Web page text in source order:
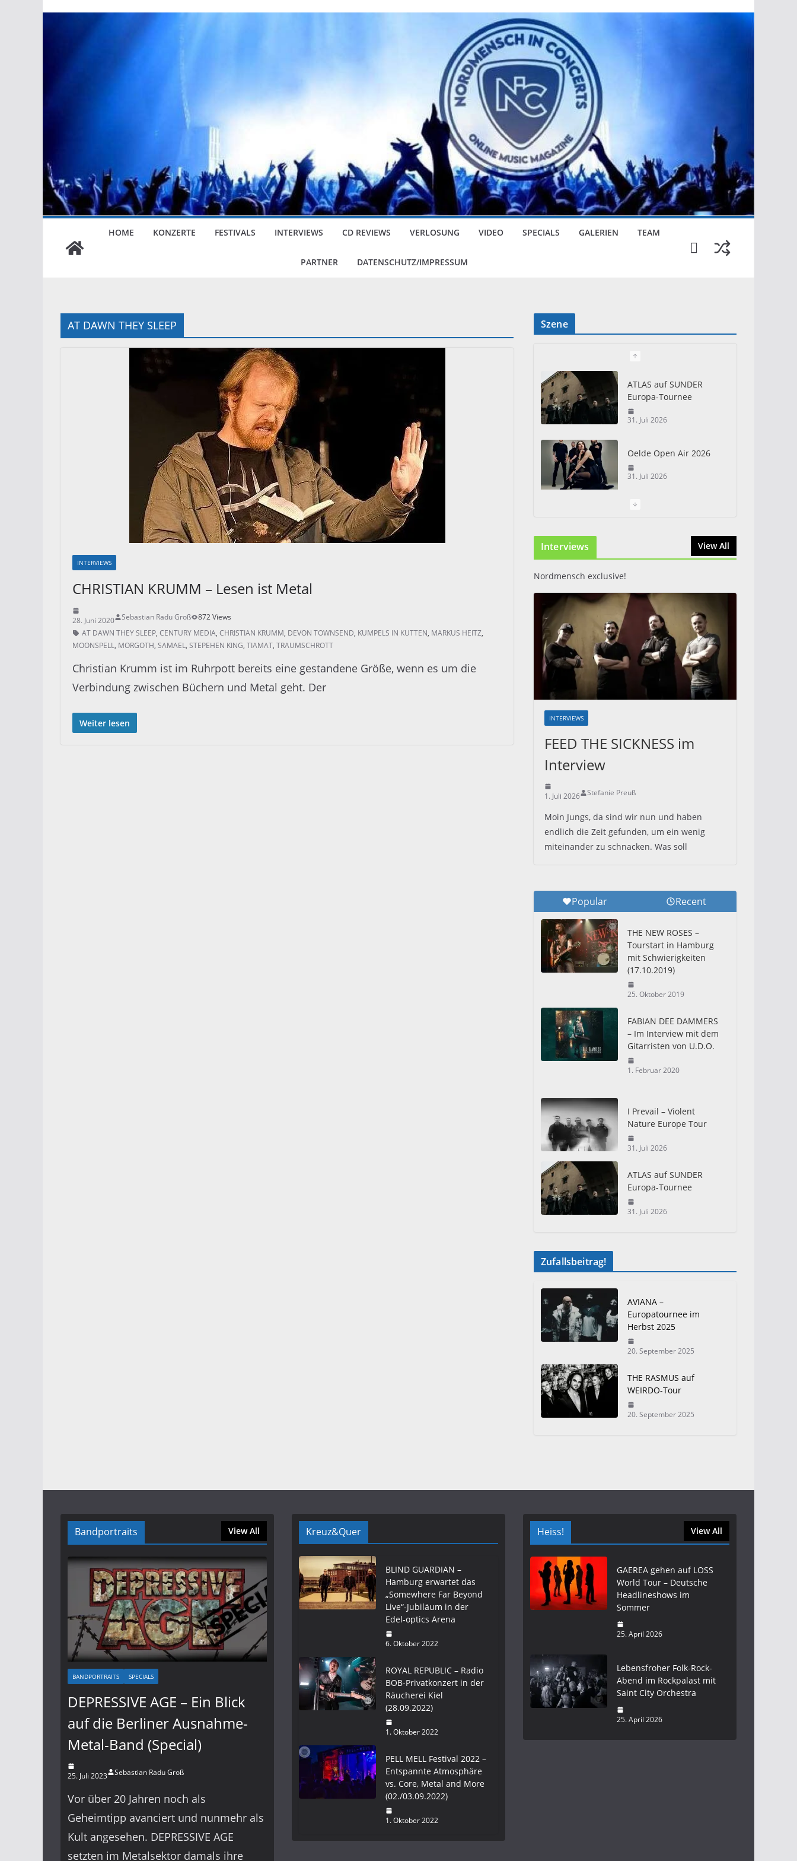
HOME KONZERTE FESTIVALS INTERVIEWS CD REVIEWS VERLOSUNG VIDEO SPECIALS GALERIEN TEAM
PARTNER DATENSCHUTZ/IMPRESSUM
AT DAWN THEY SLEEP
INTERVIEWS
CHRISTIAN KRUMM – Lesen ist Metal
28. Juni 2020 Sebastian Radu Groß
872 Views
AT DAWN THEY SLEEP, CENTURY MEDIA, CHRISTIAN KRUMM, DEVON TOWNSEND, KUMPELS IN KUTTEN, MARKUS HEITZ,
MOONSPELL, MORGOTH, SAMAEL, STEPEHEN KING, TIAMAT, TRAUMSCHROTT
Christian Krumm ist im Ruhrpott bereits eine gestandene Größe, wenn es um die
Verbindung zwischen Büchern und Metal geht. Der
Weiter lesen
Szene
ATLAS auf SUNDER
Europa-Tournee
31. Juli 2026
Oelde Open Air 2026
31. Juli 2026
I Prevail – Violent
Interviews View All
Nordmensch exclusive!
INTERVIEWS
FEED THE SICKNESS im
Interview
1. Juli 2026 Stefanie Preuß
Moin Jungs, da sind wir nun und haben
endlich die Zeit gefunden, um ein wenig
miteinander zu schnacken. Was soll
Popular Recent
THE NEW ROSES –
Tourstart in Hamburg
mit Schwierigkeiten
(17.10.2019)
25. Oktober 2019
FABIAN DEE DAMMERS
– Im Interview mit dem
Gitarristen von U.D.O.
1. Februar 2020
I Prevail – Violent
Nature Europe Tour
31. Juli 2026
ATLAS auf SUNDER
Europa-Tournee
31. Juli 2026
Zufallsbeitrag!
AVIANA –
Europatournee im
Herbst 2025
20. September 2025
THE RASMUS auf
WEIRDO-Tour
20. September 2025
Bandportraits View All
BANDPORTRAITS SPECIALS
DEPRESSIVE AGE – Ein Blick
auf die Berliner Ausnahme-
Metal-Band (Special)
25. Juli 2023 Sebastian Radu Groß
Vor über 20 Jahren noch als
Geheimtipp avanciert und nunmehr als
Kult angesehen. DEPRESSIVE AGE
setzten im Metalsektor damals ihre
Kreuz&Quer
BLIND GUARDIAN –
Hamburg erwartet das
„Somewhere Far Beyond
Live“-Jubiläum in der
Edel-optics Arena
6. Oktober 2022
ROYAL REPUBLIC – Radio
BOB-Privatkonzert in der
Räucherei Kiel
(28.09.2022)
1. Oktober 2022
PELL MELL Festival 2022 –
Entspannte Atmosphäre
vs. Core, Metal and More
(02./03.09.2022)
1. Oktober 2022
Heiss! View All
GAEREA gehen auf LOSS
World Tour – Deutsche
Headlineshows im
Sommer
25. April 2026
Lebensfroher Folk-Rock-
Abend im Rockpalast mit
Saint City Orchestra
25. April 2026